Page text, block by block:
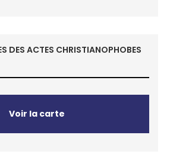
DES ACTES CHRISTIANOPHOBES
Voir la carte